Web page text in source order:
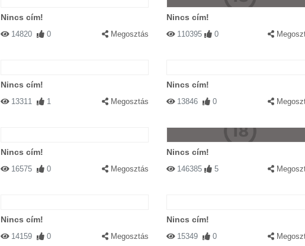
Nincs cím!
14820 0 Megosztás
Nincs cím!
110395 0
Nincs cím!
13311 1 Megosztás
Nincs cím!
13846 0
Nincs cím!
16575 0 Megosztás
Nincs cím!
146385 5
Nincs cím!
14159 0 Megosztás
Nincs cím!
15349 0